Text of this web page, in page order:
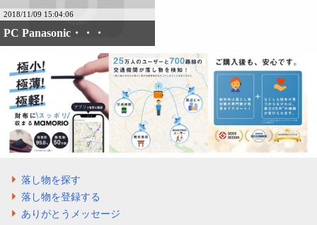
2018/11/09 15:04:06
PC Panasonic・・・
落し物を探す
落し物を登録する
ありがとうメッセージ